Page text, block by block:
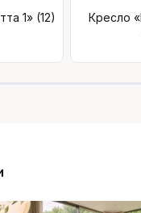
1» (12)
Кресло